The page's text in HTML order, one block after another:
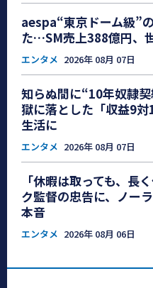
aespa“東京ドーム級”
た…SM売上388億円、
エンタメ 2026年 08月 07日
知らぬ間に“10年奴隷
獄に落とした「収益9
生活に
エンタメ 2026年 08月 07日
「休暇は取っても、長
ク監督の忠告に、ノー
本音
エンタメ 2026年 08月 06日